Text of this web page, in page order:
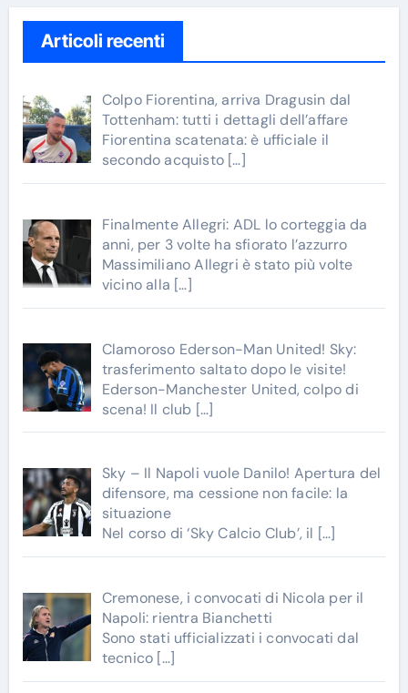
Articoli recenti
Colpo Fiorentina, arriva Dragusin dal
Tottenham: tutti i dettagli dell’affare
Fiorentina scatenata: è ufficiale il
secondo acquisto […]
Finalmente Allegri: ADL lo corteggia da
anni, per 3 volte ha sfiorato l’azzurro
Massimiliano Allegri è stato più volte
vicino alla […]
Clamoroso Ederson-Man United! Sky:
trasferimento saltato dopo le visite!
Ederson-Manchester United, colpo di
scena! Il club […]
Sky – Il Napoli vuole Danilo! Apertura del
difensore, ma cessione non facile: la
situazione
Nel corso di ‘Sky Calcio Club’, il […]
Cremonese, i convocati di Nicola per il
Napoli: rientra Bianchetti
Sono stati ufficializzati i convocati dal
tecnico […]